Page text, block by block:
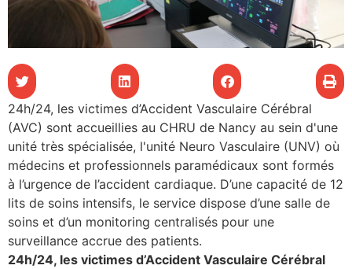
santé
santé
au CHU
24h/24, les victimes d’Accident Vasculaire Cérébral
(AVC) sont accueillies au CHRU de Nancy au sein d'une
unité très spécialisée, l'unité Neuro Vasculaire (UNV) où
médecins et professionnels paramédicaux sont formés
à l’urgence de l’accident cardiaque. D’une capacité de 12
lits de soins intensifs, le service dispose d’une salle de
soins et d’un monitoring centralisés pour une
surveillance accrue des patients.
24h/24, les victimes d’Accident Vasculaire Cérébral